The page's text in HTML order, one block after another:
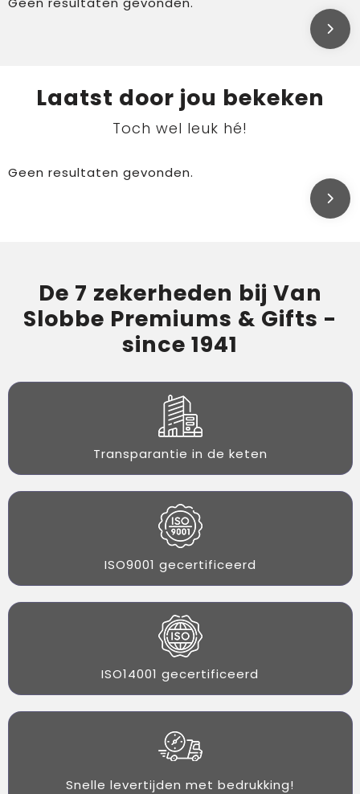
Laatst door jou bekeken
Toch wel leuk hé!
Geen resultaten gevonden.
De 7 zekerheden bij Van
Slobbe Premiums & Gifts -
since 1941
Transparantie in de keten
ISO9001 gecertificeerd
ISO14001 gecertificeerd
Snelle levertijden met bedrukking!